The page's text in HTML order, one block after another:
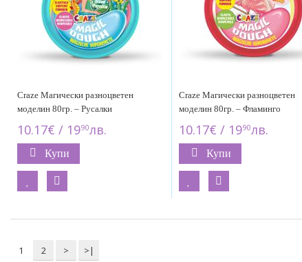
Craze Магически разноцветен
моделин 80гр. – Русалки
10.17€ / 1990лв.
Купи
Craze Магически разноцветен
моделин 80гр. – Фламинго
10.17€ / 1990лв.
Купи
1 2 > >|